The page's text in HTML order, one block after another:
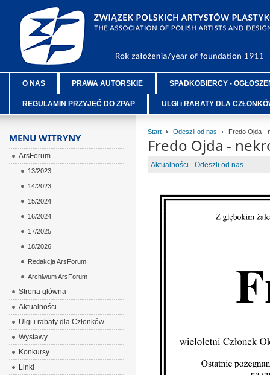
O NAS PRAWA AUTORSKIE SPADKOBIERCY -
REGULAMIN PRZYJĘĆ DO ZPAP ULGI i RABATY DLA
Start Odeszli od nas Fredo Ojda -
Fredo Ojda -
Aktualności - Odeszli od nas
MENU WITRYNY
ArsForum
13/2023
14/2023
15/2024
16/2024
17/2025
18/2026
Redakcja ArsForum
Archiwum ArsForum
Strona główna
Aktualności
Ulgi i rabaty dla Członków
Wystawy
Konkursy
Linki